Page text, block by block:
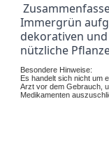
Zusammenfassend lässt sich sagen, dass Kleines
Immergrün
dekorativen
nützliche
Besondere Hinweise:
Es handelt sich nicht um
Arzt vor dem Gebrauch,
Medikamenten